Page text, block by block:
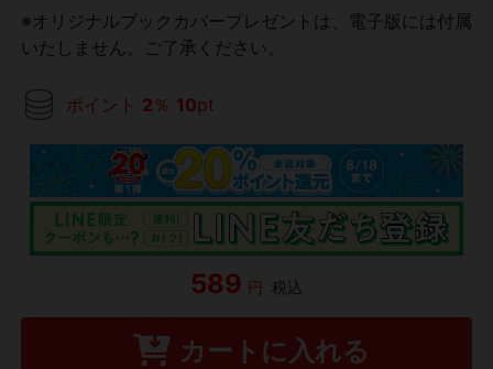
※オリジナルブックカバープレゼントは、電子版には付属
いたしません。ご了承ください。
ポイント 2 ％ 10pt
589 円 税込
カートに入れる